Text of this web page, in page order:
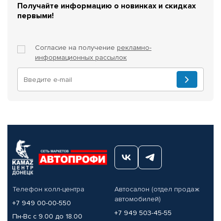
Получайте информацию о новинках и скидках
первыми!
Согласие на получение рекламно-
информационных рассылок
Телефон колл-центра
+7 949 00-00-550
Пн-Вс с 9.00 до 18.00
Автосалон (отдел продаж
автомобилей)
+7 949 503-45-55